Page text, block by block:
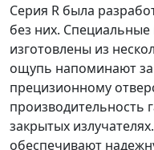
Серия R была
без них.
изготовлены из
ощупь напоминают
прецизионному
производительность
закрытых
обеспечивают